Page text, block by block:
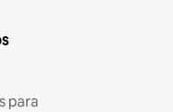
para